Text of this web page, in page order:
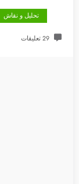
تحليل و نقاش
29 تعليقات